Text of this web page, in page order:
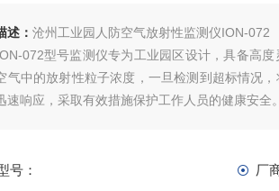
述： 沧州工业园人防空气放射性监测仪ION-072
072型号监测仪专为工业园区设计，具备高
气中的放射性粒子浓度，一旦检测到超标情况
速响应，采取有效措施保护工作人员的健康安全。
号： 厂